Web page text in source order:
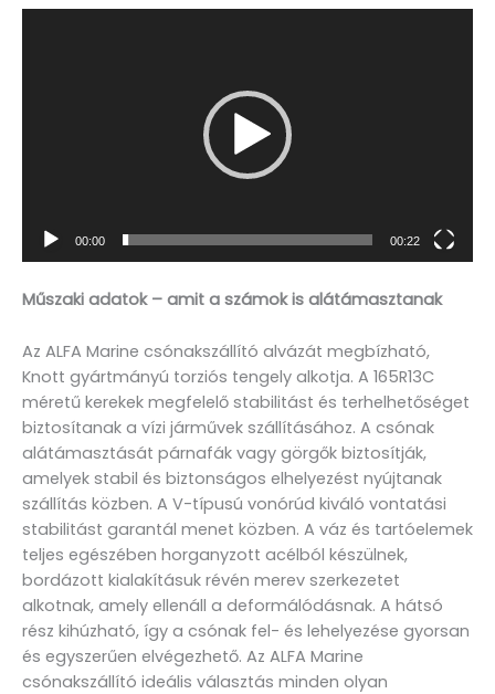
00:00 00:22
Műszaki adatok – amit a számok is alátámasztanak
Az ALFA Marine csónakszállító alvázát megbízható,
Knott gyártmányú torziós tengely alkotja. A 165R13C
méretű kerekek megfelelő stabilitást és terhelhetőséget
biztosítanak a vízi járművek szállításához. A csónak
alátámasztását párnafák vagy görgők biztosítják,
amelyek stabil és biztonságos elhelyezést nyújtanak
szállítás közben. A V-típusú vonórúd kiváló vontatási
stabilitást garantál menet közben. A váz és tartóelemek
teljes egészében horganyzott acélból készülnek,
bordázott kialakításuk révén merev szerkezetet
alkotnak, amely ellenáll a deformálódásnak. A hátsó
rész kihúzható, így a csónak fel- és lehelyezése gyorsan
és egyszerűen elvégezhető. Az ALFA Marine
csónakszállító ideális választás minden olyan